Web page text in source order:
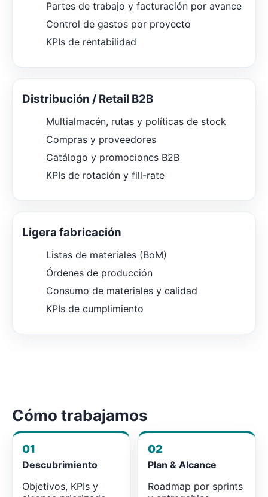
Partes de trabajo y facturación por avance
Control de gastos por proyecto
KPIs de rentabilidad
Distribución / Retail B2B
Multialmacén, rutas y políticas de stock
Compras y proveedores
Catálogo y promociones B2B
KPIs de rotación y fill-rate
Ligera fabricación
Listas de materiales (BoM)
Órdenes de producción
Consumo de materiales y calidad
KPIs de cumplimiento
Cómo trabajamos
01
Descubrimiento
Objetivos, KPIs y
02
Plan & Alcance
Roadmap por sprints